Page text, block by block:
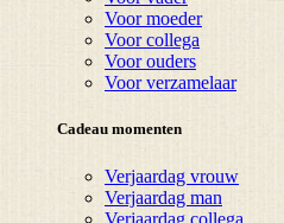
Voor moeder
Voor collega
Voor ouders
Voor verzamelaar
Cadeau momenten
Verjaardag vrouw
Verjaardag man
Verjaardag collega